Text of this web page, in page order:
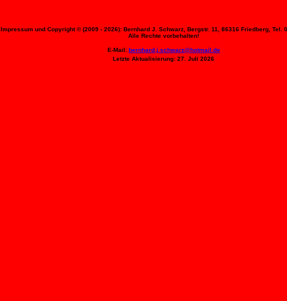
Impressum und Copyright © (2009 - 2026): Bernhard J. Schwarz, Bergstr. 11, 86316 Friedberg, Tel.
Alle Rechte vorbehalten!
E-Mail: bernhard.j.schwarz@hotmail.de
Letzte Aktualisierung: 27. Juli 2026